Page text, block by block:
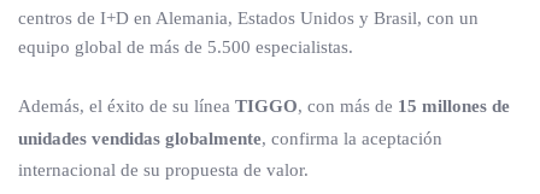
centros de I+D en Alemania, Estados Unidos y Brasil, con un
equipo global de más de 5.500 especialistas.
Además, el éxito de su línea TIGGO, con más de 15 millones de
unidades vendidas globalmente, confirma la aceptación
internacional de su propuesta de valor.